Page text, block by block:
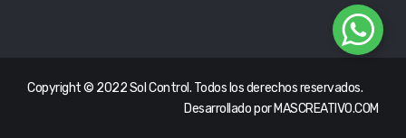
Copyright © 2022 Sol Control. Todos los derechos reservados.
Desarrollado por MASCREATIVO.COM